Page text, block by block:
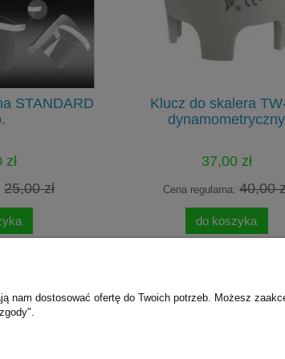
STANDARD
25,00 zł
Klucz do skalera
dynamometryczny
37,00 zł
Cena regularna: 40,00
do koszyka
Płatności i dostawa
nam dostosować ofertę do Twoich potrzeb. Możesz